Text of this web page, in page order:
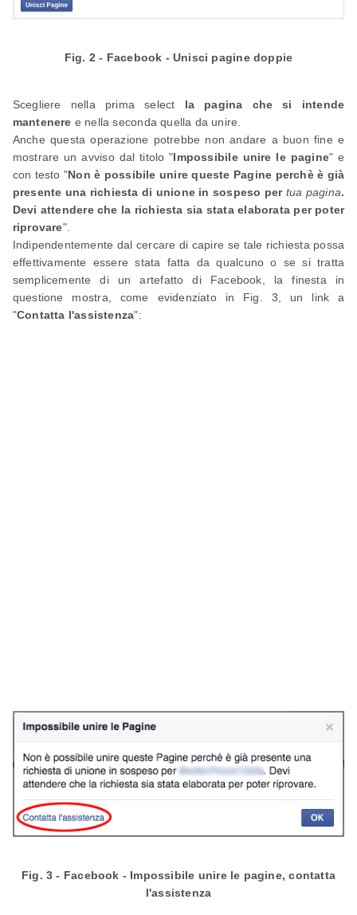
Fig. 2 - Facebook - Unisci pagine doppie
Scegliere nella prima select la pagina che si intende
mantenere e nella seconda quella da unire.
Anche questa operazione potrebbe non andare a buon fine e
mostrare un avviso dal titolo "Impossibile unire le pagine" e
con testo "Non è possibile unire queste Pagine perchè è già
presente una richiesta di unione in sospeso per tua pagina.
Devi attendere che la richiesta sia stata elaborata per poter
riprovare".
Indipendentemente dal cercare di capire se tale richiesta possa
effettivamente essere stata fatta da qualcuno o se si tratta
semplicemente di un artefatto di Facebook, la finesta in
questione mostra, come evidenziato in Fig. 3, un link a
"Contatta l'assistenza":
Fig. 3 - Facebook - Impossibile unire le pagine, contatta
l'assistenza